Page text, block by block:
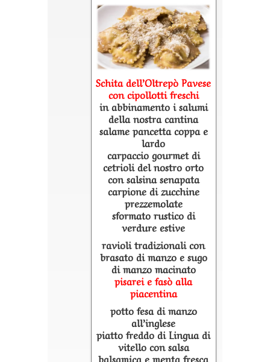
Schita dell’Oltrepò Pavese
con cipollotti freschi
in abbinamento i salumi
della nostra cantina
salame pancetta coppa e
lardo
carpaccio gourmet di
cetrioli del nostro orto
con salsina senapata
carpione di zucchine
prezzemolate
sformato rustico di
verdure estive
ravioli tradizionali con
brasato di manzo e sugo
di manzo macinato
pisarei e fasò alla
piacentina
potto fesa di manzo
all’inglese
piatto freddo di Lingua di
vitello con salsa
balsamica e menta fresca